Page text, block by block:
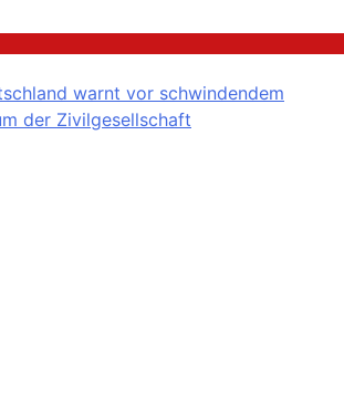
warnt vor schwindendem
der Zivilgesellschaft